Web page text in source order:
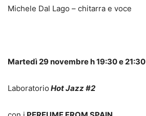
Michele Dal Lago – chitarra e voce
Martedì 29 novembre h 19:30 e 21:30
Laboratorio Hot Jazz #2